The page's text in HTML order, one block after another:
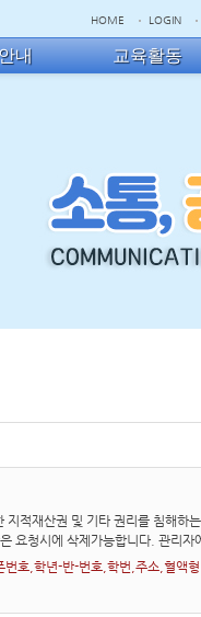
HOME LOGIN
내 교육활동
적재산권 및 기타 권리를 침해하
요청시에 삭제가능합니다. 관리자
호,학년-반-번호,학번,주소,혈액